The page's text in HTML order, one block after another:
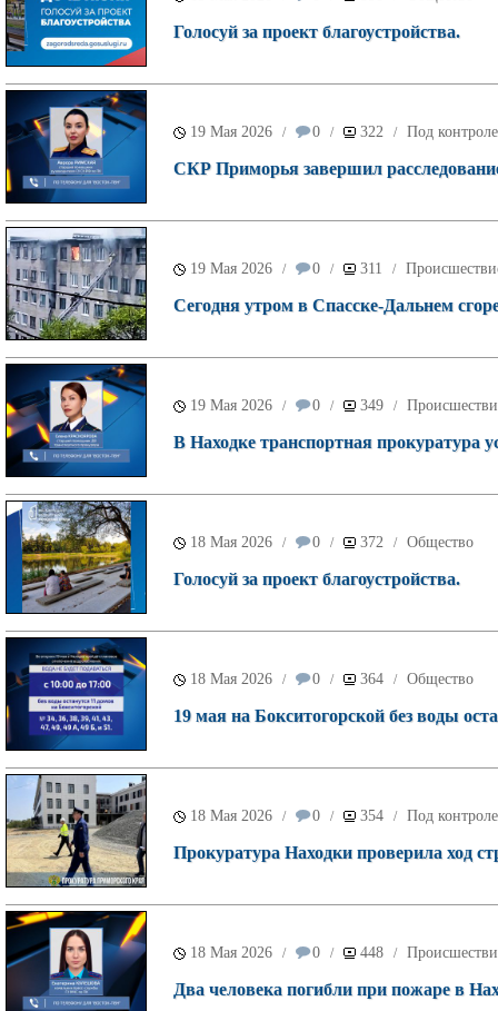
Голосуй за проект благоустройства.
19 Мая 2026 / 0 / 322 / Под
СКР Приморья завершил
19 Мая 2026 / 0 / 311 /
Сегодня утром в Спасске-Дальнем
19 Мая 2026 / 0 / 349 /
В Находке транспортная прокуратура
18 Мая 2026 / 0 / 372 / Общество
Голосуй за проект благоустройства.
18 Мая 2026 / 0 / 364 / Общество
19 мая на Бокситогорской без воды
18 Мая 2026 / 0 / 354 / Под
Прокуратура Находки проверила ход
18 Мая 2026 / 0 / 448 /
Два человека погибли при пожаре в